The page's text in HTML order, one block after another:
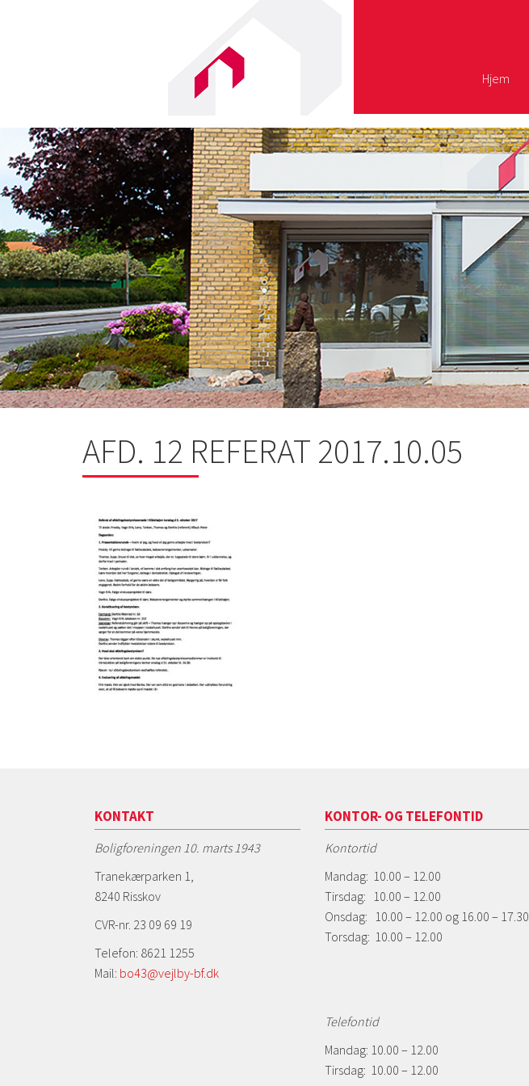
Hjem
AFD. 12 REFERAT 2017.10.05
KONTAKT
Boligforeningen 10. marts 1943
Tranekærparken 1,
8240 Risskov
CVR-nr. 23 09 69 19
Telefon: 8621 1255
Mail: bo43@vejlby-bf.dk
KONTOR- OG TELEFONTID
Kontortid
Mandag: 10.00 – 12.00
Tirsdag: 10.00 – 12.00
Onsdag: 10.00 – 12.00 og 16.00 – 17.30
Torsdag: 10.00 – 12.00
Telefontid
Mandag: 10.00 – 12.00
Tirsdag: 10.00 – 12.00